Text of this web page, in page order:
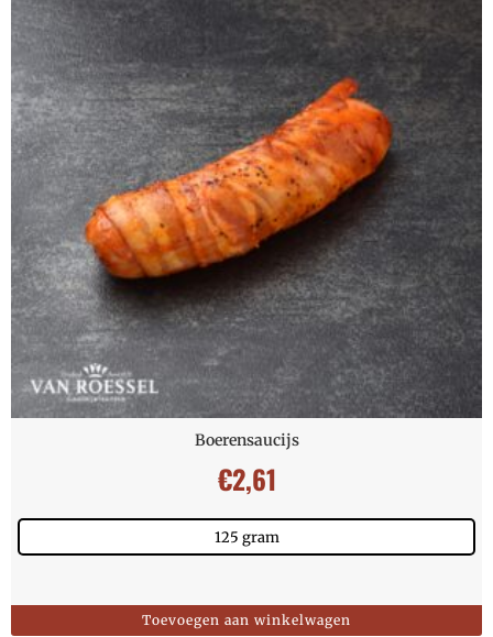
Boerensaucijs
€2,61
125 gram
Toevoegen aan winkelwagen